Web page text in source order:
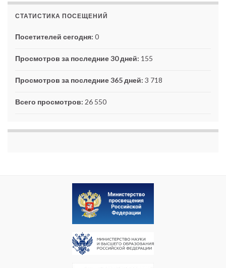
СТАТИСТИКА ПОСЕЩЕНИЙ
Посетителей сегодня: 0
Просмотров за последние 30 дней: 155
Просмотров за последние 365 дней: 3 718
Всего просмотров: 26 550